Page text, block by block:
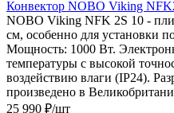
Конвектор NOBO Viking
NOBO Viking NFK 2S 10 -
см, особенно для установки
Мощность: 1000 Вт.
температуры с высокой
воздействию влаги (IP24).
произведено в
25 990 ₽/шт